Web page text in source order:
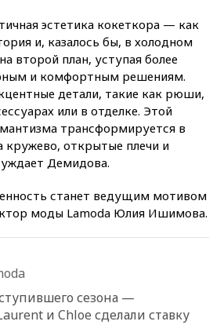
эстетика кокеткора — как
и, казалось бы, в холодном
второй план, уступая более
и комфортным решениям.
детали, такие как рюши,
или в отделке. Этой
трансформируется в
кружево, открытые плечи и
Демидова.
станет ведущим мотивом
моды Lamoda Юлия Ишимова.
сезона —
и Chloe сделали ставку